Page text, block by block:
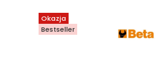
Okazja
Bestseller